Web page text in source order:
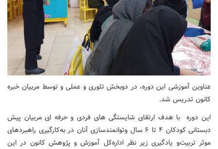
عناوین آموزشی این دوره، در دوبخش تئوری و عملی و توسط مربیان خبره
کانون تدریس شد.
این دوره با هدف ارتقای شایستگی های فردی و حرفه ای مربیان پیش
دبستانی کودکان ۴ تا ۶ سال وتوانمندسازی آنان در به‌کارگیری راهبردهای
موثر تربیت‌و یادگیری زیر نظر اداره‌کل آموزش و پژوهش کانون در این